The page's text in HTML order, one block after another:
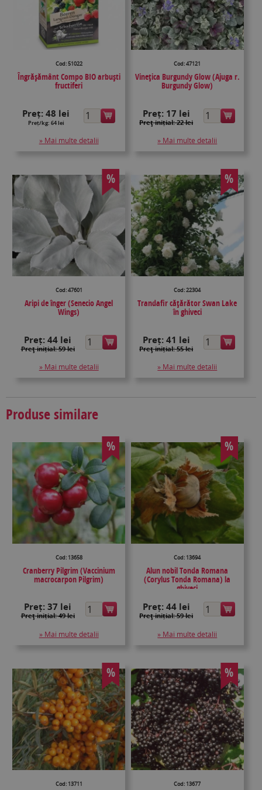
Cod: 51022
Îngrășământ Compo BIO arbuști
fructiferi
Preț:48 lei
Preț/kg: 64 lei
» Mai multe detalii
Cod: 47121
Vinețica Burgundy Glow (Ajuga r.
Burgundy Glow)
Preț: 17 lei
Preţ inițial: 22 lei
» Mai multe detalii
%
Cod: 47601
Aripi de înger (Senecio Angel
Wings)
Preț:44 lei
Preţ inițial: 59 lei
» Mai multe detalii
%
Cod: 22304
Trandafir căţărător Swan Lake
în ghiveci
Preț: 41 lei
Preţ inițial: 55 lei
» Mai multe detalii
Produse similare
%
Cod: 13658
Cranberry Pilgrim (Vaccinium
macrocarpon Pilgrim)
Preț:37 lei
Preţ inițial: 49 lei
» Mai multe detalii
%
Cod: 13694
Alun nobil Tonda Romana
(Corylus Tonda Romana) la
ghiveci
Preț: 44 lei
Preţ inițial: 59 lei
» Mai multe detalii
%
Cod: 13711
%
Cod: 13677